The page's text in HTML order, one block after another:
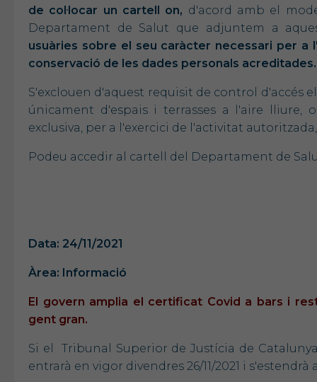
de col·locar un cartell on, d'acord amb el
Departament de Salut que adjuntem a
usuàries sobre el seu caràcter necessari per a
conservació de les dades personals acreditades.
S'exclouen d'aquest requisit de control d'accés
únicament d'espais i terrasses a l'aire
exclusiva, per a l'exercici de l'activitat
Podeu accedir al cartell del Departament de
Data: 24/11/2021
Àrea: Informació
El govern amplia el certificat Covid a bars i
gent gran.
Si el Tribunal Superior de Justícia de
entrarà en vigor divendres 26/11/2021 i